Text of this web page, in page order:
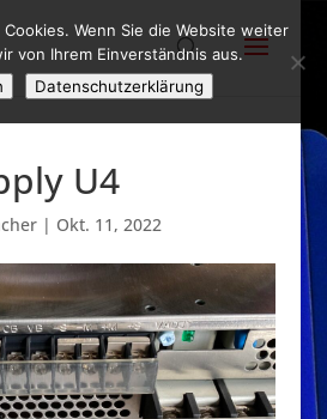
U4
| Okt. 11, 2022
Wenn Sie die Website weiter
von Ihrem Einverständnis aus.
Datenschutzerklärung